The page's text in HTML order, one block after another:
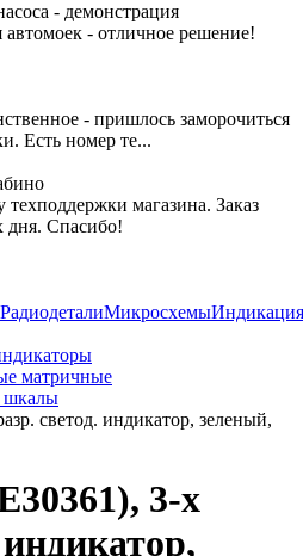
- демонстрация
- отличное решение!
- пришлось заморочиться
Есть номер те...
техподдержки магазина. Заказ
дня. Спасибо!
РадиодеталиМикросхемыИндикация
матричные
шкалы
светод. индикатор, зеленый,
3-х